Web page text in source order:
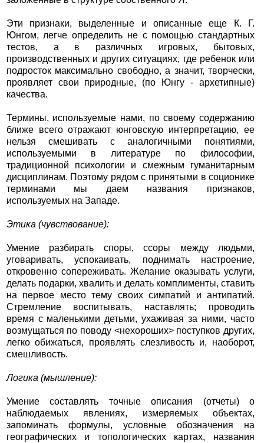
Эти признаки, выделенные и описанные еще К. Г.
Юнгом, легче определить не с помощью стандартных
тестов, а в различных игровых, бытовых,
производственных и других ситуациях, где ребенок или
подросток максимально свободно, а значит, творчески,
проявляет свои природные, (по Юнгу - архетипные)
качества.
Термины, используемые нами, по своему содержанию
ближе всего отражают юнговскую интерпретацию, ее
нельзя смешивать с аналогичными понятиями,
используемыми в литературе по философии,
традиционной психологии и смежным гуманитарным
дисциплинам. Поэтому рядом с принятыми в соционике
терминами мы даем названия признаков,
используемых на Западе.
Этика (чувствование):
Умение разбирать споры, ссоры между людьми,
уговаривать, успокаивать, поднимать настроение,
откровенно сопереживать. Желание оказывать услуги,
делать подарки, хвалить и делать комплименты, ставить
на первое место тему своих симпатий и антипатий.
Стремление воспитывать, наставлять; проводить
время с маленькими детьми, ухаживая за ними, часто
возмущаться по поводу <нехороших> поступков других,
легко обижаться, проявлять слезливость и, наоборот,
смешливость.
Логика (мышление):
Умение составлять точные описания (отчеты) о
наблюдаемых явлениях, измеряемых объектах,
запоминать формулы, условные обозначения на
географических и топологических картах, названия